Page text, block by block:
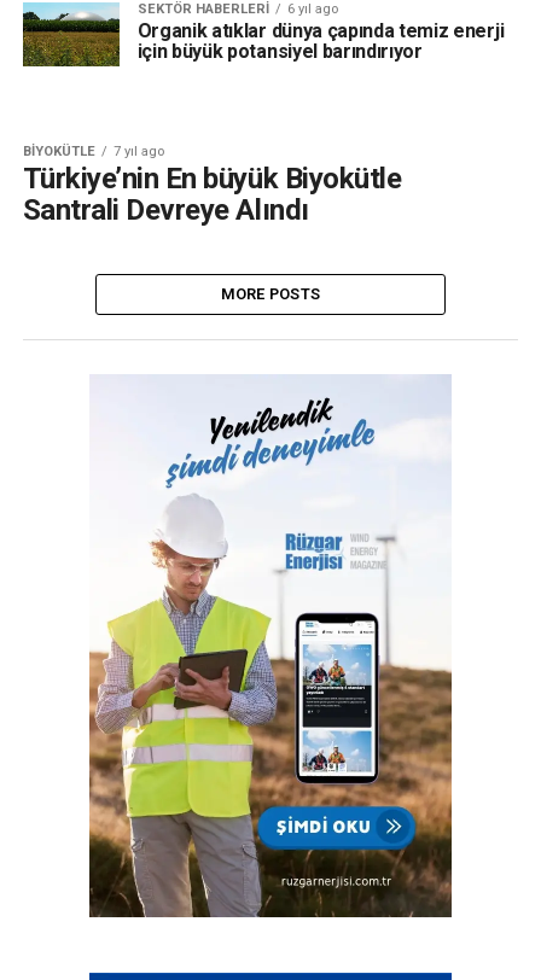
SEKTÖR HABERLERI 6 yıl ago
Organik atıklar dünya çapında temiz enerji
için büyük potansiyel barındırıyor
BIYOKÜTLE 7 yıl ago
Türkiye’nin En büyük Biyokütle
Santrali Devreye Alındı
MORE POSTS